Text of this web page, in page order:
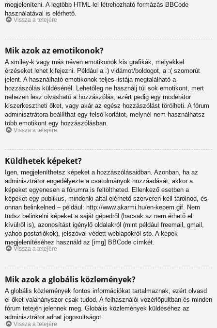
megjeleníteni. A legtöbb HTML-lel létrehozható formázás BBCode
használatával is elérhető.
Vissza a tetejére
Mik azok az emotikonok?
A smiley-k vagy más néven emotikonok kis grafikák, melyekkel
érzéseket lehet kifejezni. Például a :) vidámot/boldogot, a :( szomorút
jelent. A használható emotikonok teljes listája megtalálható a
hozzászólás küldésénél. Lehetőleg ne használj túl sok emotikont, mert
nehezen lesz olvasható a hozzászólás, ezért pedig egy moderátor
kiszerkesztheti őket, vagy akár az egész hozzászólást törölheti. A fórum
adminisztrátora beállíthat egy felső korlátot, melynél nem használhatsz
több emotikont egy hozzászólásban.
Vissza a tetejére
Küldhetek képeket?
Igen, megjeleníthetsz képeket a hozzászólásaidban. Azonban, ha az
adminisztrátor engedélyezte a csatolmányok hozzáadását, akkor a
képeket egyenesen a fórumra is feltöltheted. Ellenkező esetben a
képeket egy publikus, mindenki által elérhető szerveren kell tárolnod, és
onnan belinkelned – például: http://www.akarmi.hu/en-kepem.gif. Nem
tudsz belinkelni képeket a saját gépedről (hacsak az nem érhető el
kívülről is), azonosítást igénylő oldalakról (mint például freemail, gmail,
yahoo postafiókok), jelszóval védett weblapokról stb. A képek
megjelenítéséhez használd az [img] BBCode címkét.
Vissza a tetejére
Mik azok a globális közlemények?
A globális közlemények fontos információkat tartalmaznak, ezért olvasd
el őket valahányszor csak tudod. A felhasználói vezérlőpultban és minden
fórum tetején jelennek meg. Globális közlemények küldéséhez az
adminisztrátor adhat jogosultságot.
Vissza a tetejére